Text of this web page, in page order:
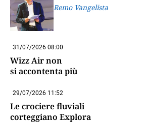
Remo Vangelista
31/07/2026 08:00
Wizz Air non
si accontenta più
29/07/2026 11:52
Le crociere fluviali
corteggiano Explora